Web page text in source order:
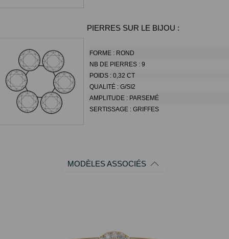
PIERRES SUR LE BIJOU :
FORME : ROND
NB DE PIERRES :9
POIDS :0,32 CT
QUALITÉ :G/SI2
AMPLITUDE : PARSEMÉ
SERTISSAGE :GRIFFES
MODÈLES ASSOCIÉS